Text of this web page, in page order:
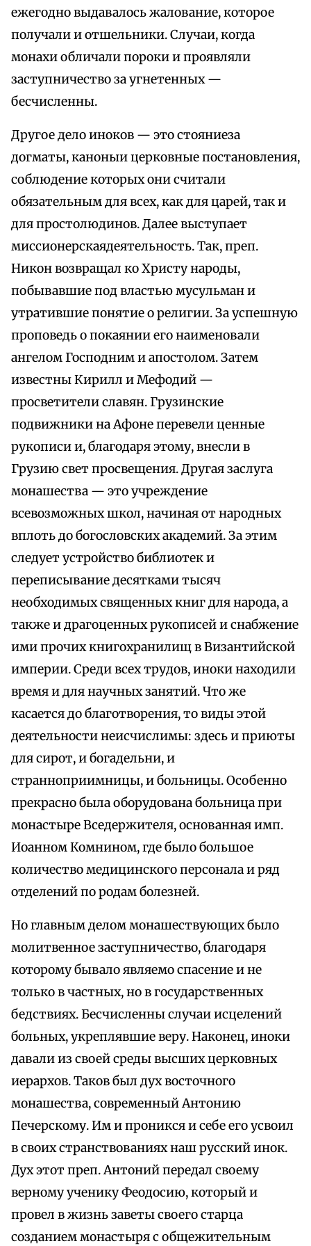
ежегодно выдавалось жалование, которое
получали и отшельники. Случаи, когда
монахи обличали пороки и проявляли
заступничество за угнетенных —
бесчисленны.
Другое дело иноков — это стояниеза
догматы, каноныи церковные постановления,
соблюдение которых они считали
обязательным для всех, как для царей, так и
для простолюдинов. Далее выступает
миссионерскаядеятельность. Так, преп.
Никон возвращал ко Христу народы,
побывавшие под властью мусульман и
утратившие понятие о религии. За успешную
проповедь о покаянии его наименовали
ангелом Господним и апостолом. Затем
известны Кирилл и Мефодий —
просветители славян. Грузинские
подвижники на Афоне перевели ценные
рукописи и, благодаря этому, внесли в
Грузию свет просвещения. Другая заслуга
монашества — это учреждение
всевозможных школ, начиная от народных
вплоть до богословских академий. За этим
следует устройство библиотек и
переписывание десятками тысяч
необходимых священных книг для народа, а
также и драгоценных рукописей и снабжение
ими прочих книгохранилищ в Византийской
империи. Среди всех трудов, иноки находили
время и для научных занятий. Что же
касается до благотворения, то виды этой
деятельности неисчислимы: здесь и приюты
для сирот, и богадельни, и
странноприимницы, и больницы. Особенно
прекрасно была оборудована больница при
монастыре Вседержителя, основанная имп.
Иоанном Комнином, где было большое
количество медицинского персонала и ряд
отделений по родам болезней.
Но главным делом монашествующих было
молитвенное заступничество, благодаря
которому бывало являемо спасение и не
только в частных, но в государственных
бедствиях. Бесчисленны случаи исцелений
больных, укреплявшие веру. Наконец, иноки
давали из своей среды высших церковных
иерархов. Таков был дух восточного
монашества, современный Антонию
Печерскому. Им и проникся и себе его усвоил
в своих странствованиях наш русский инок.
Дух этот преп. Антоний передал своему
верному ученику Феодосию, который и
провел в жизнь заветы своего старца
созданием монастыря с общежительным